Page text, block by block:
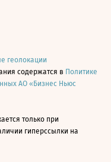
геолокации
содержатся в Политике
АО «Бизнес Ньюс
только при
гиперссылки на